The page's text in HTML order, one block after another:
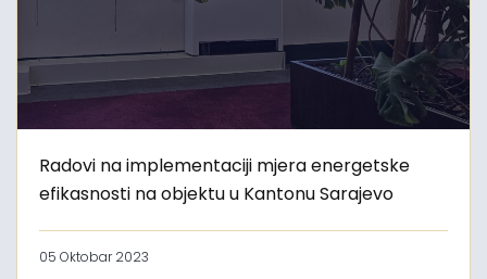
Radovi na implementaciji mjera energetske
efikasnosti na objektu u Kantonu Sarajevo
05 Oktobar 2023